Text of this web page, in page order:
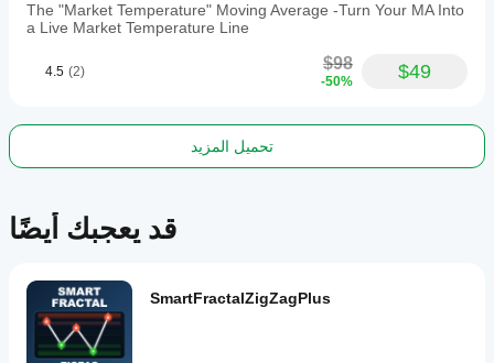
The "Market Temperature" Moving Average -Turn Your MA Into
a Live Market Temperature Line
4.5 (2) $98
-50% $49
تحميل المزيد
قد يعجبك أيضًا
SmartFractalZigZagPlus